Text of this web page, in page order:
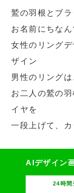
鷲の羽根とブ
お名前にちなん
女性のリング
ザイン
男性のリング
お二人の鷲の
イヤを
一段上げて、カ
AIデザイン
24時間